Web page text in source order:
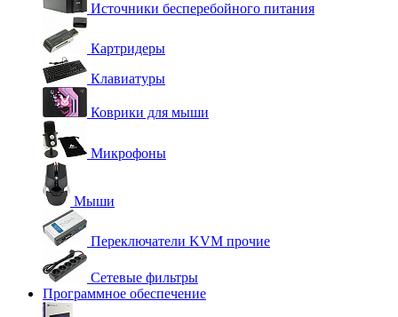
Источники бесперебойного питания
Картридеры
Клавиатуры
Коврики для мыши
Микрофоны
Мыши
Переключатели KVM прочие
Сетевые фильтры
Программное обеспечение